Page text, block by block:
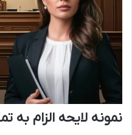
نمونه لایحه الزام به